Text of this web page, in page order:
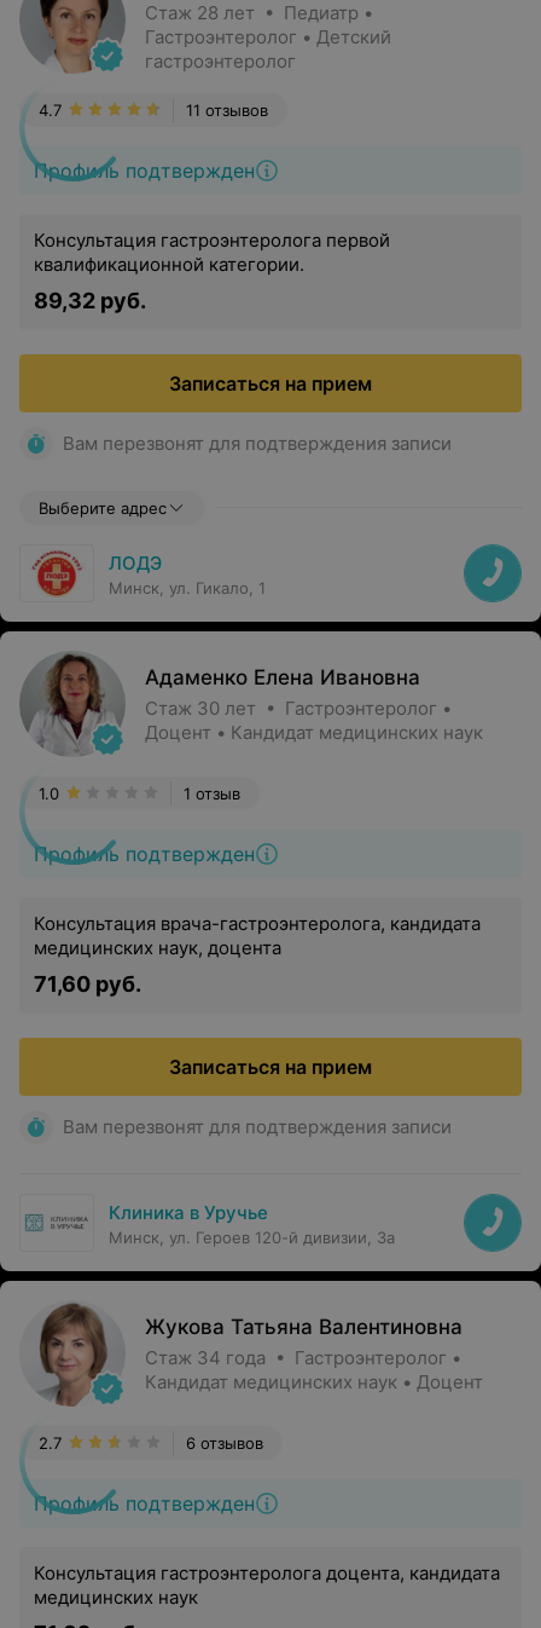
Стаж 28 лет • Педиатр •
Гастроэнтеролог • Детский
гастроэнтеролог
Профиль подтвержден
11 отзывов
4.7
Консультация гастроэнтеролога первой
квалификационной категории.
89,32 руб.
Записаться на прием
Вам перезвонят для подтверждения записи
Выберите адрес
ЛОДЭ
Минск, ул. Гикало, 1
Адаменко Елена Ивановна
Стаж 30 лет • Гастроэнтеролог •
Доцент • Кандидат медицинских наук
Профиль подтвержден
1 отзыв
1.0
Консультация врача-гастроэнтеролога, кандидата
медицинских наук, доцента
71,60 руб.
Записаться на прием
Вам перезвонят для подтверждения записи
Клиника в Уручье
Минск, ул. Героев 120-й дивизии, 3а
Жукова Татьяна Валентиновна
Стаж 34 года • Гастроэнтеролог •
Кандидат медицинских наук • Доцент
Профиль подтвержден
6 отзывов
2.7
Консультация гастроэнтеролога доцента, кандидата
медицинских наук